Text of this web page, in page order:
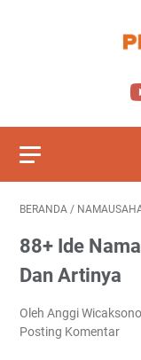
BERANDA /
88+ Ide
Dan Artinya
Oleh Anggi Wicaksono
Posting Komentar